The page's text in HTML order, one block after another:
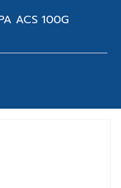
ACS 100G